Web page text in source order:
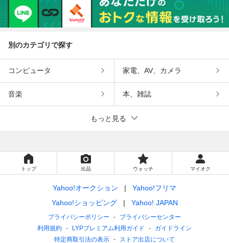
面 禪院真希
別のカテゴリで探す
コンピュータ 家電、AV、カメラ
音楽 本、雑誌
もっと見る
トップ 出品 ウォッチ マイオク
Yahoo!オークション
Yahoo!フリマ
Yahoo!ショッピング
Yahoo! JAPAN
プライバシーポリシー
プライバシーセンター
利用規約
LYPプレミアム利用ガイド
ガイドライン
特定商取引法の表示
ストア出店について